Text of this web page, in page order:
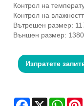
Контрол на
Контрол на
Вътрешен размер:
Външен размер:
Изпратете
Facebook
X